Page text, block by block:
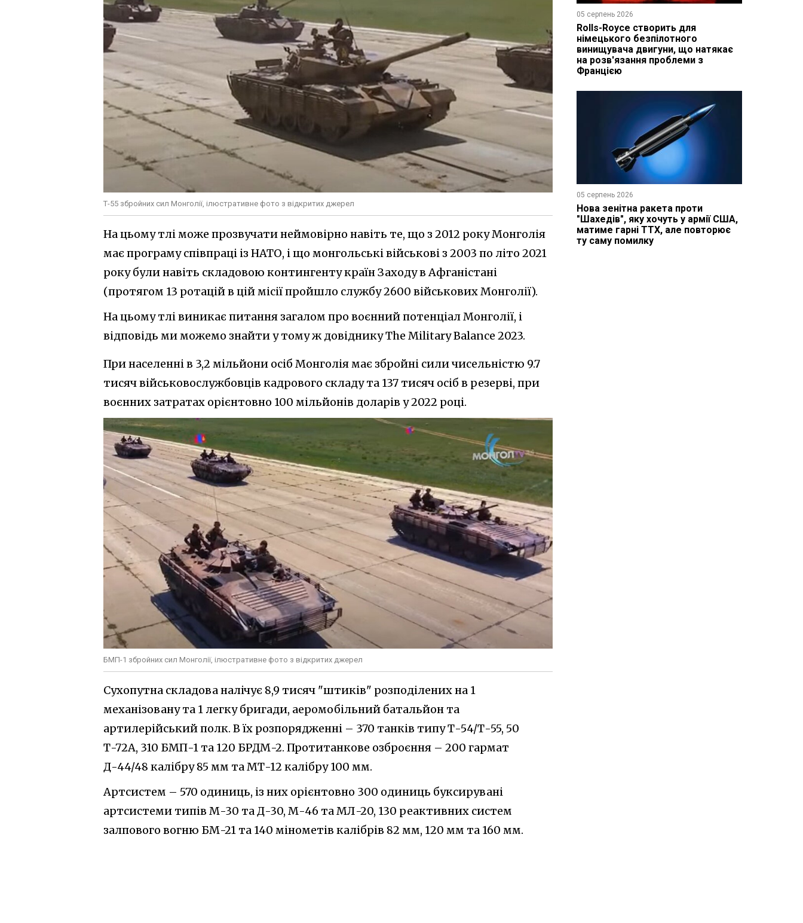
Т-55 збройних сил Монголії, ілюстративне фото з відкритих джерел
На цьому тлі може прозвучати неймовірно навіть те, що з 2012 року Монголія
має програму співпраці із НАТО, і що монгольські військові з 2003 по літо 2021
року були навіть складовою контингенту країн Заходу в Афганістані
(протягом 13 ротацій в цій місії пройшло службу 2600 військових Монголії).
На цьому тлі виникає питання загалом про воєнний потенціал Монголії, і
відповідь ми можемо знайти у тому ж довіднику The Military Balance 2023.
При населенні в 3,2 мільйони осіб Монголія має збройні сили чисельністю 9.7
тисяч військовослужбовців кадрового складу та 137 тисяч осіб в резерві, при
воєнних затратах орієнтовно 100 мільйонів доларів у 2022 році.
БМП-1 збройних сил Монголії, ілюстративне фото з відкритих джерел
Сухопутна складова налічує 8,9 тисяч "штиків" розподілених на 1
механізовану та 1 легку бригади, аеромобільний батальйон та
артилерійський полк. В їх розпорядженні – 370 танків типу Т-54/Т-55, 50
Т-72А, 310 БМП-1 та 120 БРДМ-2. Протитанкове озброєння – 200 гармат
Д-44/48 калібру 85 мм та МТ-12 калібру 100 мм.
Артсистем – 570 одиниць, із них орієнтовно 300 одиниць буксирувані
артсистеми типів М-30 та Д-30, М-46 та МЛ-20, 130 реактивних систем
залпового вогню БМ-21 та 140 мінометів калібрів 82 мм, 120 мм та 160 мм.
05 серпень 2026
Rolls-Royce створить для
німецького безпілотного
винищувача двигуни, що натякає
на розв'язання проблеми з
Францією
05 серпень 2026
Нова зенітна ракета проти
"Шахедів", яку хочуть у армії США,
матиме гарні ТТХ, але повторює
ту саму помилку